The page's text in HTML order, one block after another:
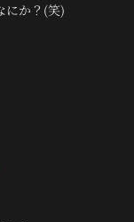
にか？(笑)